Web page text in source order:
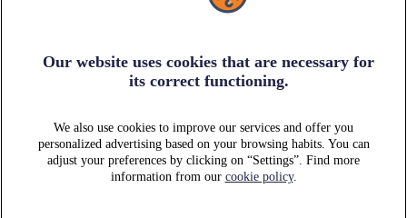
EMPRESAS
Our website uses cookies that are necessary for
its correct functioning.
We also use cookies to improve our services and offer you
personalized advertising based on your browsing habits. You can
adjust your preferences by clicking on “Settings”. Find more
information from our cookie policy.